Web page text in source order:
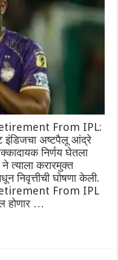
From IPL:
इंडिजचा अष्टपैलू आंद्रे
निर्णय घेतला
त्याला करारमुक्त
निवृत्तीची घोषणा केली.
From IPL
होणार …